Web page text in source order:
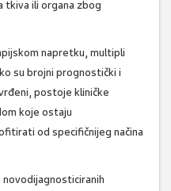
ili organa zbog
napretku, multipli
su brojni prognostički i
postoje kliničke
koje ostaju
od specifičnijeg načina